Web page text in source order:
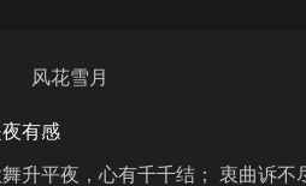
风花雪月
有感
升平夜，心有千千结； 衷曲诉不